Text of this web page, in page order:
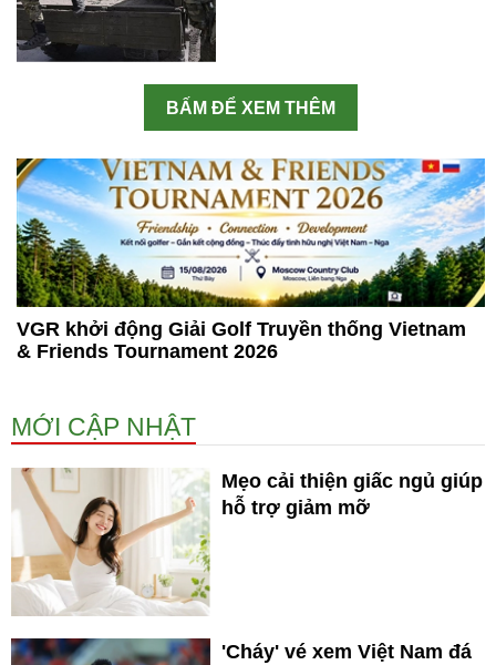
BẤM ĐỂ XEM THÊM
VGR khởi động Giải Golf Truyền thống Vietnam
& Friends Tournament 2026
MỚI CẬP NHẬT
Mẹo cải thiện giấc ngủ giúp
hỗ trợ giảm mỡ
'Cháy' vé xem Việt Nam đá